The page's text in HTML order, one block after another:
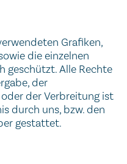
Grafiken,
die einzelnen
geschützt. Alle Rechte
der
der Verbreitung ist
durch uns, bzw. den
gestattet.